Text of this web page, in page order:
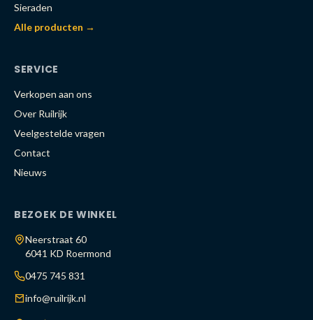
Sieraden
Alle producten →
SERVICE
Verkopen aan ons
Over Ruilrijk
Veelgestelde vragen
Contact
Nieuws
BEZOEK DE WINKEL
Neerstraat 60
6041 KD Roermond
0475 745 831
info@ruilrijk.nl